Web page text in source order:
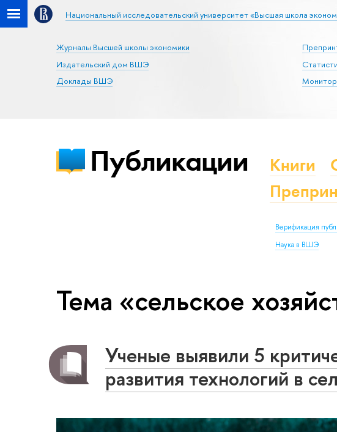
Национальный исследовательский университет «Высшая школа
Журналы Высшей школы экономики
Издательский дом ВШЭ
Доклады ВШЭ
Публикации Книги
Верификация
Наука в ВШЭ
Тема «сельское
Ученые выявили 5
развития технологий в